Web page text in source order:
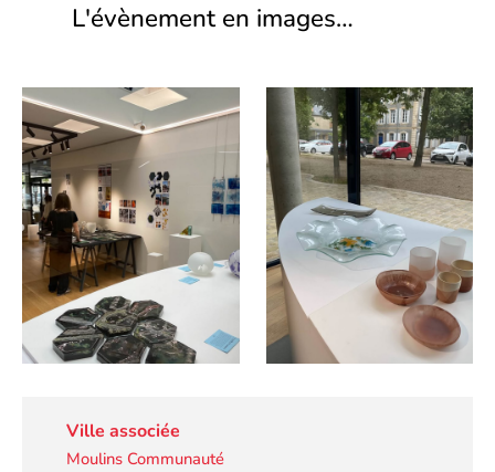
L'évènement en images…
Ville associée
Moulins Communauté